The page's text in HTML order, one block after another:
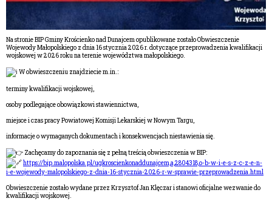
Na stronie BIP Gminy Krościenko nad Dunajcem opublikowane zostało Obwieszczenie
Wojewody Małopolskiego z dnia 16 stycznia 2026 r. dotyczące przeprowadzenia kwalifikacji
wojskowej w 2026 roku na terenie województwa małopolskiego.
W obwieszczeniu znajdziecie m.in.:
terminy kwalifikacji wojskowej,
osoby podlegające obowiązkowi stawiennictwa,
miejsce i czas pracy Powiatowej Komisji Lekarskiej w Nowym Targu,
informacje o wymaganych dokumentach i konsekwencjach niestawienia się.
Zachęcamy do zapoznania się z pełną treścią obwieszczenia w BIP:
https://bip.malopolska.pl/ugkroscienkonaddunajcem,a,2804318,o-b-w-i-e-s-z-c-z-e-n-
i-e-wojewody-malopolskiego-z-dnia-16-stycznia-2026-r-w-sprawie-przeprowadzenia.html
Obwieszczenie zostało wydane przez Krzysztof Jan Klęczar i stanowi oficjalne wezwanie do
kwalifikacji wojskowej.